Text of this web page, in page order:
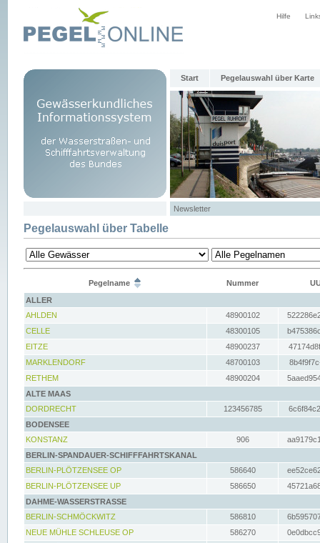
Hilfe
Start Pegelauswahl über Karte
Newsletter
Pegelauswahl über Tabelle
Pegelname Nummer
ALLER
AHLDEN
48900102
CELLE
48300105
EITZE
48900237
MARKLENDORF
48700103
RETHEM
48900204
ALTE MAAS
DORDRECHT
123456785
BODENSEE
KONSTANZ
906
BERLIN-SPANDAUER-SCHIFFFAHRTSKANAL
BERLIN-PLÖTZENSEE OP
586640
BERLIN-PLÖTZENSEE UP
586650
DAHME-WASSERSTRASSE
BERLIN-SCHMÖCKWITZ
586810
NEUE MÜHLE SCHLEUSE OP
586270